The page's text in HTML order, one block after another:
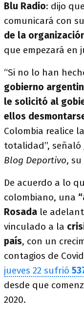
Blu Radio: dijo
comunicará con
de la
que empezará en
“Si no lo han
gobierno
le solicitó al
ellos
Colombia realice
totalidad”, señaló
Blog Deportivo,
De acuerdo a lo
colombiano, una
Rosada le
vinculado a la
país, con un
contagios de
jueves 22 sufrió
desde que
2020.